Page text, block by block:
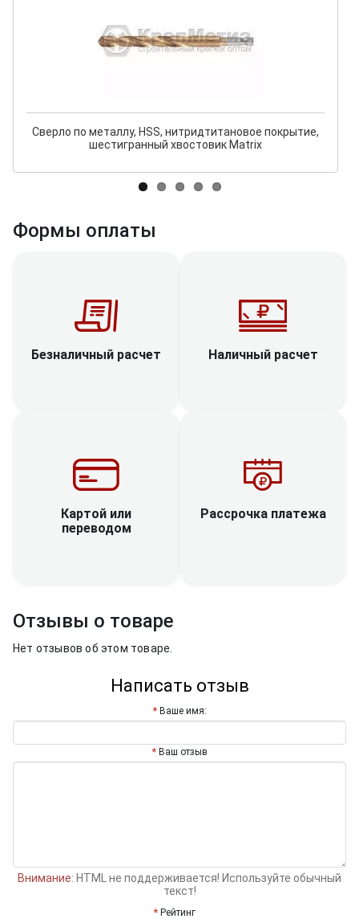
Сверло по металлу, HSS, нитридтитановое покрытие,
шестигранный хвостовик Matrix
Формы оплаты
Безналичный расчет Наличный расчет
Картой или
переводом
Рассрочка платежа
Отзывы о товаре
Нет отзывов об этом товаре.
Написать отзыв
Ваше имя:
Ваш отзыв
Внимание: HTML не поддерживается! Используйте обычный
текст!
Рейтинг